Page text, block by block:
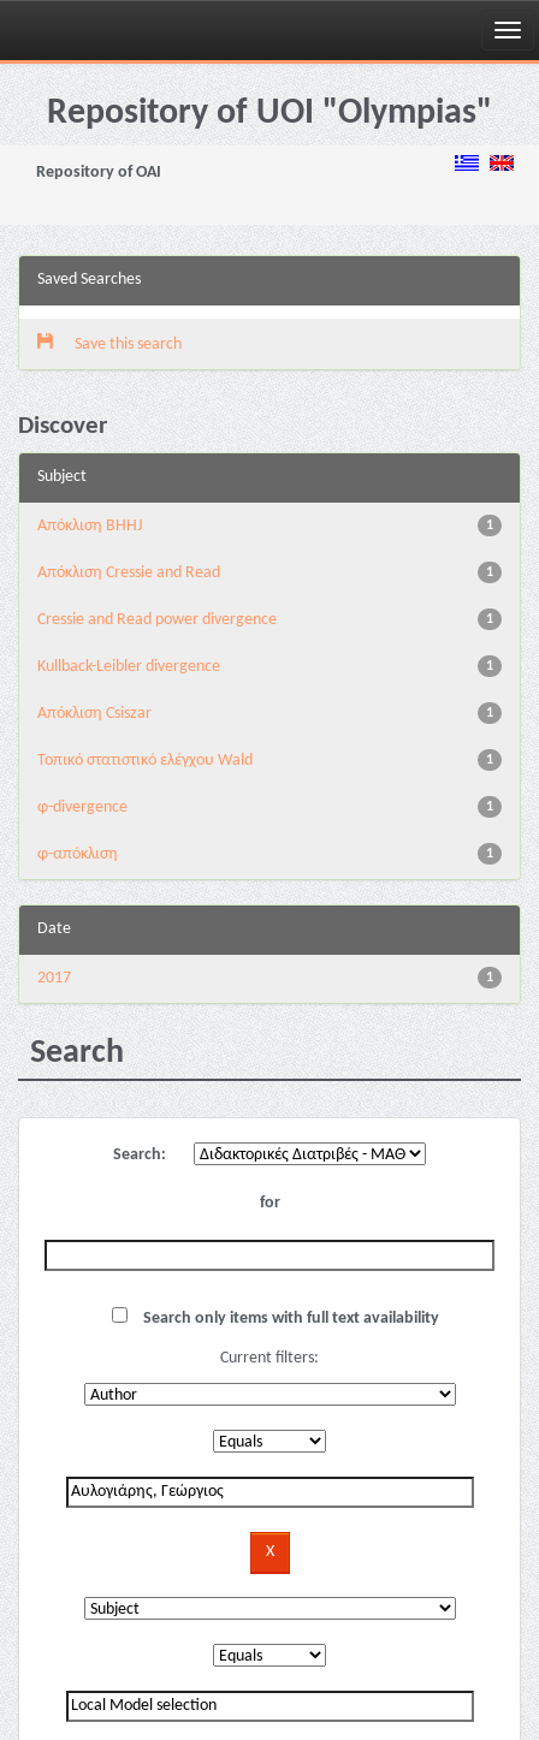
Skip
navigationRepository of UOI "Olympias"
Repository of OAI
Saved Searches
Save this search
Discover
Subject
1
Aπόκλιση BHHJ
1
Aπόκλιση Cressie and Read
1
Cressie and Read power divergence
1
Kullback-Leibler divergence
1
Απόκλιση Csiszar
1
Τοπικό στατιστικό ελέγχου Wald
1
φ-divergence
1
φ-απόκλιση
Date
1
2017
Search
Search:
for
Search only items with full text availability
Current filters: